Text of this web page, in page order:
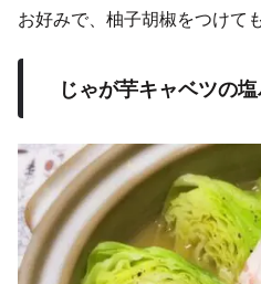
お好みで、柚子胡椒をつけて
じゃが芋キャベツの